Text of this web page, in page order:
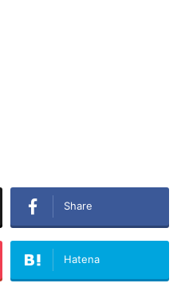
Share
Hatena